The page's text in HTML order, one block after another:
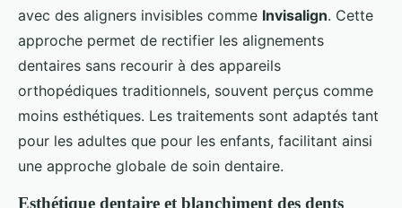
avec des aligners invisibles comme Invisalign. Cette
approche permet de rectifier les alignements
dentaires sans recourir à des appareils
orthopédiques traditionnels, souvent perçus comme
moins esthétiques. Les traitements sont adaptés tant
pour les adultes que pour les enfants, facilitant ainsi
une approche globale de soin dentaire.
Esthétique dentaire et blanchiment des dents